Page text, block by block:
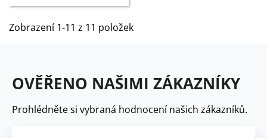
Zobrazení 1-11 z 11 položek
OVĚŘENO NAŠIMI ZÁKAZNÍKY
Prohlédněte si vybraná hodnocení našich zákazníků.